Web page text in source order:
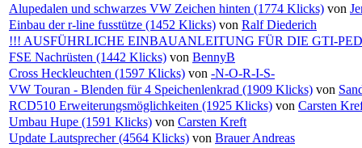
Alupedalen und schwarzes VW Zeichen hinten (1774 Klicks) von
Einbau der r-line fusstütze (1452 Klicks) von Ralf Diederich
!!! AUSFÜHRLICHE EINBAUANLEITUNG FÜR DIE GTI-
FSE Nachrüsten (1442 Klicks) von BennyB
Cross Heckleuchten (1597 Klicks) von -N-O-R-I-S-
VW Touran - Blenden für 4 Speichenlenkrad (1909 Klicks) von
RCD510 Erweiterungsmöglichkeiten (1925 Klicks) von Carsten
Umbau Hupe (1591 Klicks) von Carsten Kreft
Update Lautsprecher (4564 Klicks) von Brauer Andreas